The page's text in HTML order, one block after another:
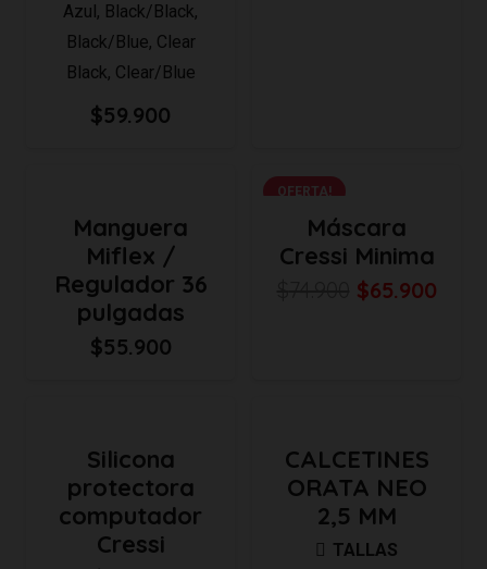
Azul, Black/Black,
Black/Blue, Clear
Black, Clear/Blue
$59.900
Manguera
Miflex /
Regulador 36
pulgadas
$55.900
OFERTA!
Máscara
Cressi Minima
El
$65.900El
Silicona
protectora
computador
Cressi
CALCETINES
ORATA NEO
2,5 MM
TALLAS